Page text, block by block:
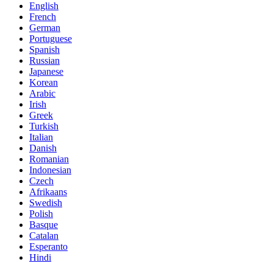
English
French
German
Portuguese
Spanish
Russian
Japanese
Korean
Arabic
Irish
Greek
Turkish
Italian
Danish
Romanian
Indonesian
Czech
Afrikaans
Swedish
Polish
Basque
Catalan
Esperanto
Hindi